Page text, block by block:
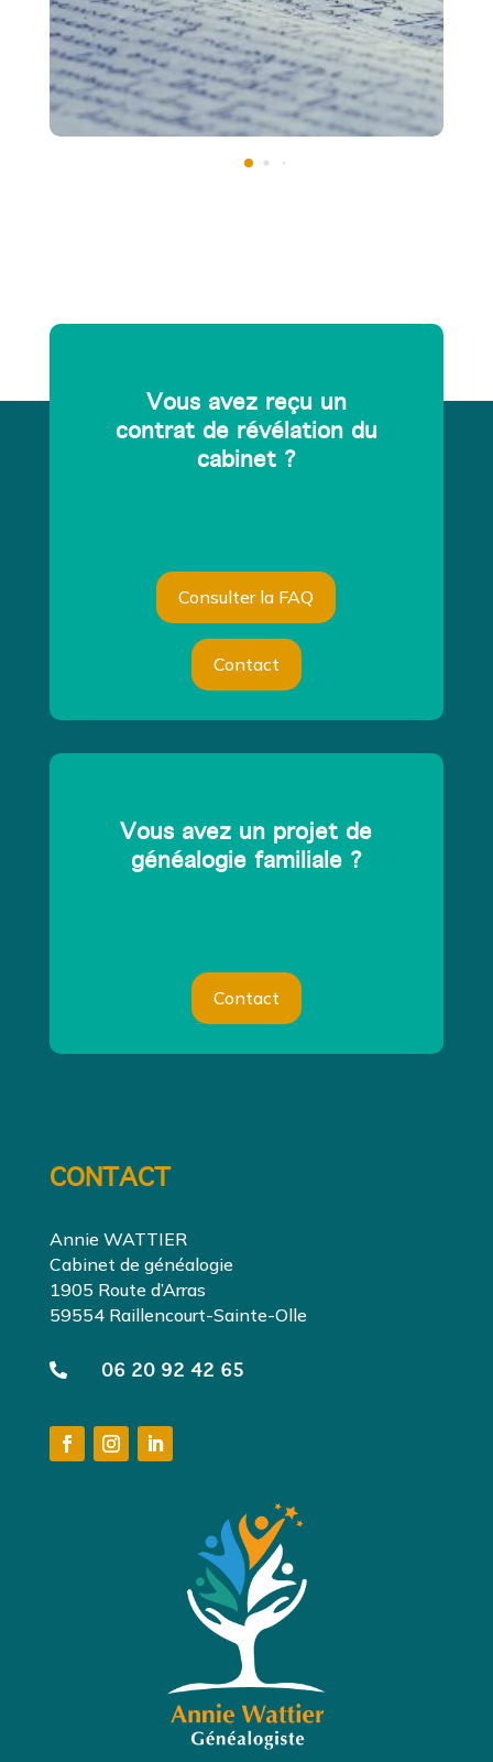
Vous avez reçu un
contrat de révélation du
cabinet ?
Consulter la FAQ
Contact
Vous avez un projet de
généalogie familiale ?
Contact
CONTACT
Annie WATTIER
Cabinet de généalogie
1905 Route d’Arras
59554 Raillencourt-Sainte-Olle
 06 20 92 42 65